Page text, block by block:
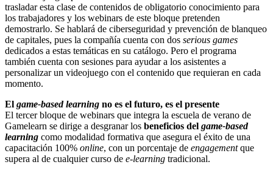
trasladar esta clase de contenidos de obligatorio conocimiento para
los trabajadores y los webinars de este bloque pretenden
demostrarlo. Se hablará de ciberseguridad y prevención de blanqueo
de capitales, pues la compañía cuenta con dos serious games
dedicados a estas temáticas en su catálogo. Pero el programa
también cuenta con sesiones para ayudar a los asistentes a
personalizar un videojuego con el contenido que requieran en cada
momento.
El game-based learning no es el futuro, es el presente
El tercer bloque de webinars que integra la escuela de verano de
Gamelearn se dirige a desgranar los beneficios del game-based
learning como modalidad formativa que asegura el éxito de una
capacitación 100% online, con un porcentaje de engagementque
supera al de cualquier curso de e-learning tradicional.